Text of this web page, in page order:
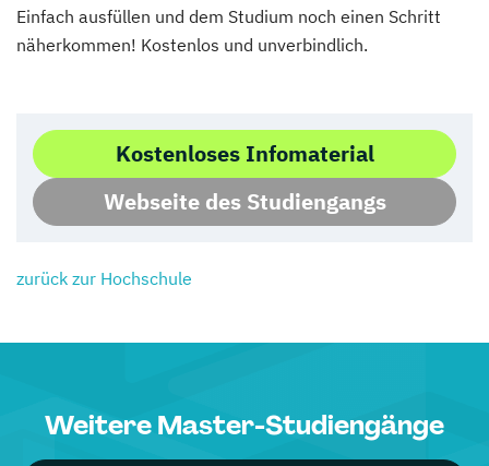
Einfach ausfüllen und dem Studium noch einen Schritt
näherkommen! Kostenlos und unverbindlich.
Kostenloses Infomaterial
Webseite des Studiengangs
zurück zur Hochschule
Weitere Master-Studiengänge